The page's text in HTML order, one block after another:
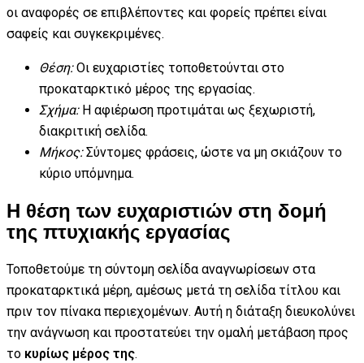
οι αναφορές σε επιβλέποντες και φορείς πρέπει είναι
σαφείς και συγκεκριμένες.
Θέση:Οι ευχαριστίες τοποθετούνται στο
προκαταρκτικό μέρος της εργασίας.
Σχήμα:Η αφιέρωση προτιμάται ως ξεχωριστή,
διακριτική σελίδα.
Μήκος:Σύντομες φράσεις, ώστε να μη σκιάζουν το
κύριο υπόμνημα.
Η θέση των ευχαριστιών στη δομή
της πτυχιακής εργασίας
Τοποθετούμε τη σύντομη σελίδα αναγνωρίσεων στα
προκαταρκτικά μέρη, αμέσως μετά τη σελίδα τίτλου και
πριν τον πίνακα περιεχομένων. Αυτή η διάταξη διευκολύνει
την ανάγνωση και προστατεύει την ομαλή μετάβαση προς
το κυρίως μέρος της.